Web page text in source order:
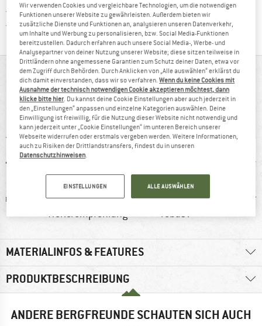
Kauf auf RechnungFinde die Zahlungs-Infos hier! Öffnet
Trusted Shops KäuferschutzFinde alle Infos hier!
AUF EINEN BLICK
Griffige Outdoor-Sandalen mit Shoc Pad
100%
Weiterempfehlung
Kunden sagen:
robust
MATERIALINFOS & FEATURES
PRODUKTBESCHREIBUNG
ANDERE BERGFREUNDE SCHAUTEN SICH AUCH
Wir verwenden Cookies und vergleichbare Technologien, um die notwendigen
Funktionen unserer Website zu gewährleisten. Außerdem bieten wir
zusätzliche Dienste und Funktionen an, analysieren unseren Datenverkehr,
um Inhalte und Werbung zu personalisieren, bzw. Social Media-Funktionen
bereitzustellen. Dadurch erfahren auch unsere Social Media-, Werbe- und
Analysepartner von deiner Nutzung unserer Website; diese sitzen teilweise in
Drittländern ohne angemessene Garantien zum Schutz deiner Daten, etwa vor
dem Zugriff durch Behörden. Durch Anklicken von „Alle auswählen“ erklärst du
dich damit einverstanden, dass wir so verfahren.Wenn du keine Cookies mit
Ausnahme der technisch notwendigen Cookie akzeptieren möchtest, dann
klicke bitte hier . Du kannst deine Cookie Einstellungen aber auch jederzeit in
den „Einstellungen“ anpassen und einzelne Kategorien auswählen. Deine
Einwilligung ist freiwillig, für die Nutzung dieser Website nicht notwendig und
kann jederzeit unter „Cookie Einstellungen“ im unteren Bereich unserer
Webseite widerrufen oder erstmals vergeben werden. Weitere Informationen,
auch zu Risiken der Drittlandstransfers, findest du in unseren
Datenschutzhinweisen
EINSTELLUNGEN ALLE AUSWÄHLEN